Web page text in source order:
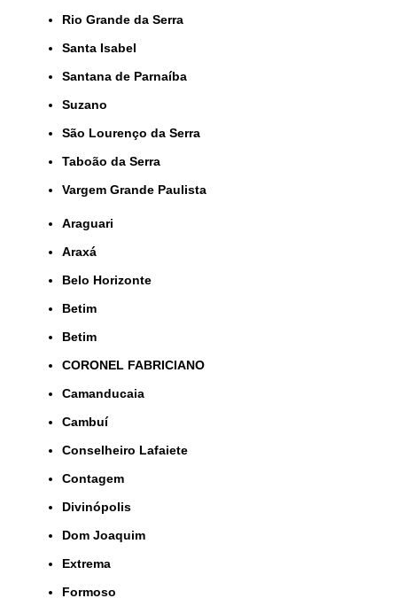
Rio Grande da Serra
Santa Isabel
Santana de Parnaíba
Suzano
São Lourenço da Serra
Taboão da Serra
Vargem Grande Paulista
Araguari
Araxá
Belo Horizonte
Betim
Betim
CORONEL FABRICIANO
Camanducaia
Cambuí
Conselheiro Lafaiete
Contagem
Divinópolis
Dom Joaquim
Extrema
Formoso